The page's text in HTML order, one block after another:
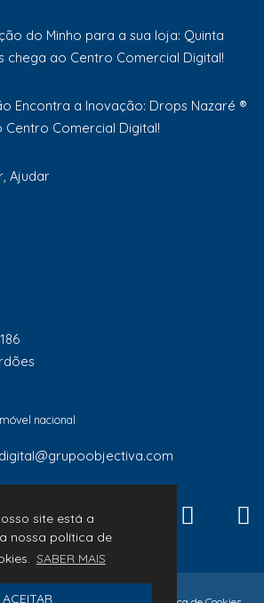
site está a
nossa política de
SABER MAIS
ACEITAR
do Minho para a sua loja: Quinta
chega ao Centro Comercial Digital!
Encontra a Inovação: Drops Nazaré ®
Centro Comercial Digital!
Ajudar
nacional